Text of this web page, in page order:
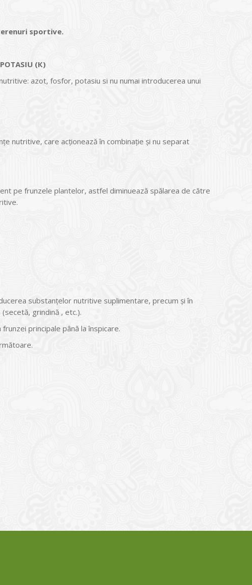
sportive.
(К)
azot, fosfor, potasiu si nu numai introducerea unui
nutritive, care acţionează în combinaţie și nu separat
pe frunzele plantelor, astfel diminuează spălarea de către
substanţelor nutritive suplimentare, precum şi în
grindină , etc.).
principale până la înspicare.